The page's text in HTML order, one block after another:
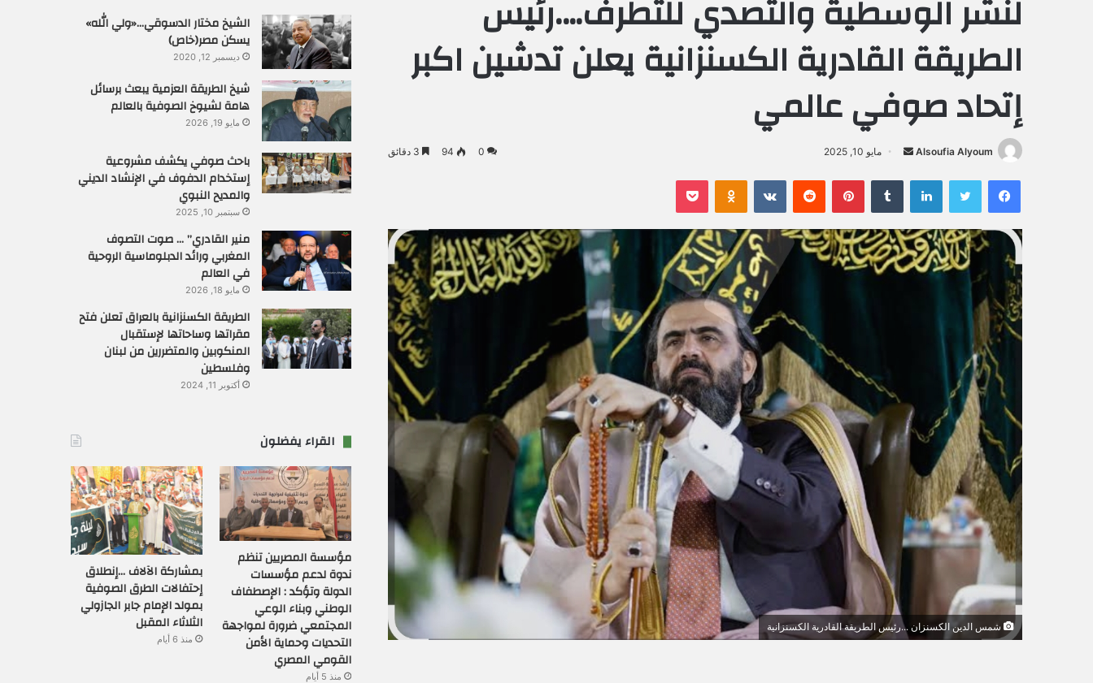
لنشر الوسطية والتصدي للتطرف….رئيس
الطريقة القادرية الكسنزانية يعلن تدشين اكبر
إتحاد صوفي عالمي
Alsoufia Alyoum
ل
ب
ر
ي
ر
و
ن
مايو 10, 2025 0
94
فيسبوك لينكدإن بينتيريست
شمس الدين الكسنزان ...رئيس الطريقة القادرية الكسنزانية
الشيخ مختار الدسوقي…«ولي الله»
يسكن مصر(خاص)
ديسمبر 12, 2020
شيخ الطريقة العزمية يبعث برسائل
هامة لشيوخ الصوفية بالعالم
مايو 19, 2026
باحث صوفي يكشف مشروعية
إستخدام الدفوف في الإنشاد الديني
والمديح النبوي
سبتمبر 10, 2025
منير القادري” … صوت التصوف
المغربي ورائد الدبلوماسية الروحية
في العالم
مايو 18, 2026
الطريقة الكسنزانية بالعراق تعلن فتح
مقراتها وساحاتها لإستقبال
المنكوبين والمتضررين من لبنان
وفلسطين
أكتوبر 11, 2024
القراء يفضلون
مؤسسة المصريين تنظم
ندوة لدعم مؤسسات
الدولة وتؤكد : الإصطفاف
الوطني وبناء الوعي
المجتمعي ضرورة لمواجهة
التحديات وحماية الأمن
القومي المصري
منذ 5 أيام
بمشاركة الآلاف …إنطلاق
إحتفالات الطرق الصوفية
بمولد الإمام جابر الجازولي
الثلاثاء المقبل
منذ 6 أيام